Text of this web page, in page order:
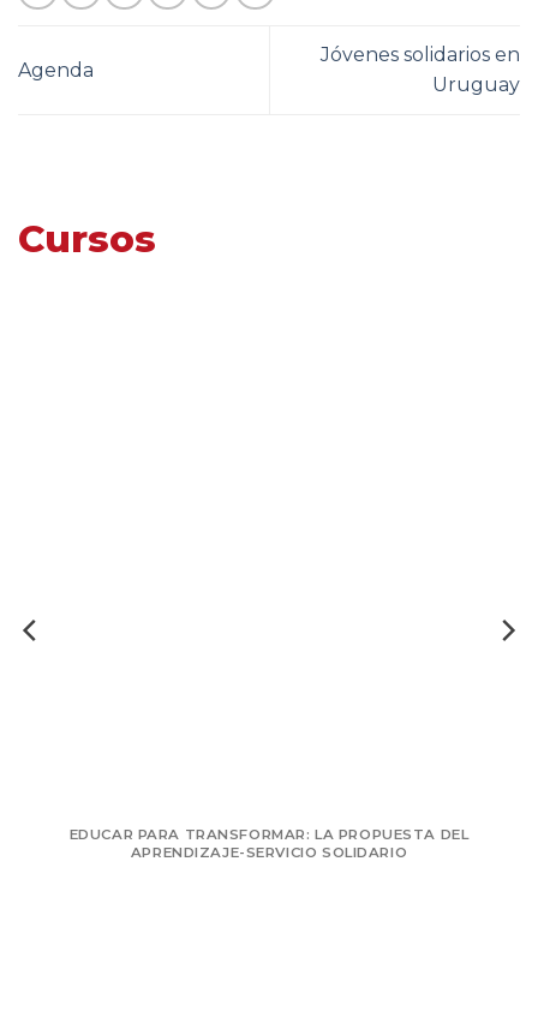
Agenda
Jóvenes solidarios en
Uruguay
Cursos
LA PROPUESTA DEL
SERVICIO SOLIDARIO
ITINERARIOS PARA
DISEÑO DE